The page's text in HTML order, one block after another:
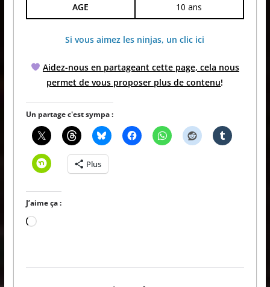
AGE 10 ans
Si vous aimez les ninjas, un clic ici
Aidez-nous en partageant cette page, cela nous
permet de vous proposer plus de contenu!
Un partage c'est sympa :
Plus
J’aime ça :
Chargement…